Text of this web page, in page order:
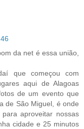
da net é essa união,
que começou com
aqui de Alagoas
de um evento que
de São Miguel, é onde
aproveitar nossas
cidade e 25 minutos